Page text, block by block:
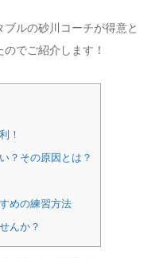
ルの砂川コーチが得意と
でご紹介します！
！
？その原因とは？
めの練習方法
んか？